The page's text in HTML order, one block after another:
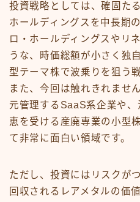
投資戦略としては、確固た
ホールディングスを中長期
ロ・ホールディングスやリ
うな、時価総額が小さく独
型テーマ株で波乗りを狙う
また、今回は触れきれませ
元管理するSaaS系企業や
恵を受ける産廃専業の小型
て非常に面白い領域です。
ただし、投資にはリスクが
回収されるレアメタルの価